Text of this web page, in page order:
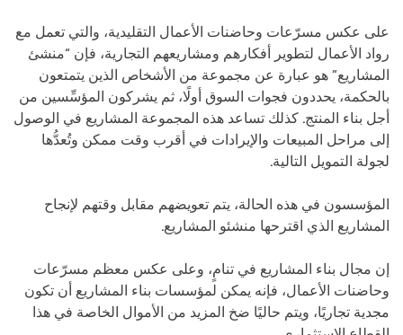
على عكس مسرّعات وحاضنات الأعمال التقليدية، والتي تعمل مع
رواد الأعمال لتطوير أفكارهم ومشاريعهم التجارية، فإن “منشئ
المشاريع” هو عبارة عن مجموعة من الأشخاص الذين يتمتعون
بالحكمة، يحددون فجوات السوق أولًا، ثم يشركون المؤسِّسين من
أجل بناء المنتج. كذلك تساعد هذه المجموعة المشاريع في الوصول
إلى مراحل المبيعات والإيرادات في أقرب وقت ممكن وتُعدُّها
لجولة التمويل التالية.
المؤسسون في هذه الحالة، يتم تعويضهم مقابل وقتهم لإنجاح
المشاريع الذي اقترحها منشئو المشاريع.
إن مجال بناء المشاريع في تنامٍ، وعلى عكس معظم مسرّعات
وحاضنات الأعمال، فإنه يمكن لمؤسسات بناء المشاريع أن تكون
مجدية تجاريًا، ويتم حاليًا ضخ المزيد من الأموال الخاصة في هذا